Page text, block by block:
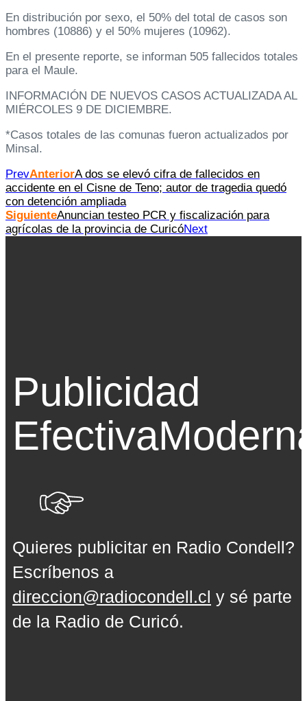
En distribución por sexo, el 50% del total de casos son
hombres (10886) y el 50% mujeres (10962).
En el presente reporte, se informan 505 fallecidos totales
para el Maule.
INFORMACIÓN DE NUEVOS CASOS ACTUALIZADA AL
MIÉRCOLES 9 DE DICIEMBRE.
*Casos totales de las comunas fueron actualizados por
Minsal.
PrevAnteriorA dos se elevó cifra de fallecidos en
accidente en el Cisne de Teno; autor de tragedia quedó
con detención ampliada
SiguienteAnuncian testeo PCR y fiscalización para
agrícolas de la provincia de CuricóNext
Publicidad
Efectiva
Quieres publicitar en Radio Condell?
Escríbenos a
direccion@radiocondell.cl y sé parte
de la Radio de Curicó.